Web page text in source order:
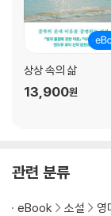
상상 속의 삶
13,900원
관련 분류
eBook 소설 영